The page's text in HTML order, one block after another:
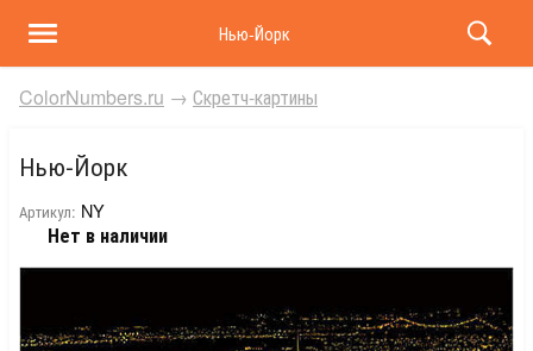
Нью-Йорк
ColorNumbers.ru → Скретч-картины
Нью-Йорк
Артикул: NY
Нет в наличии